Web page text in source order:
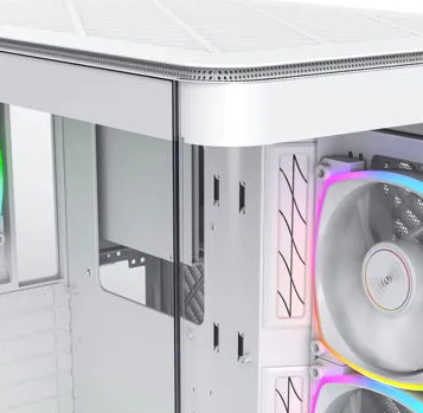
Mémoire Notebook
Disque SSD